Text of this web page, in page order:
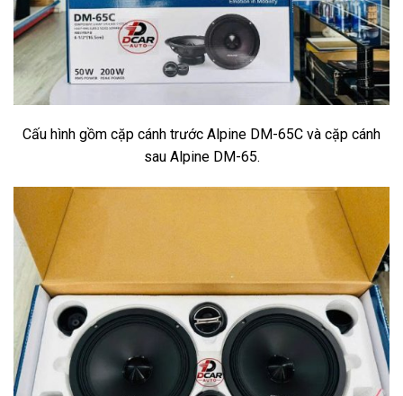
Cấu hình gồm cặp cánh trước Alpine DM-65C và cặp cánh
sau Alpine DM-65.